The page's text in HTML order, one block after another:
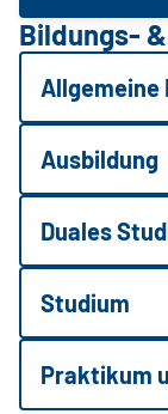
Bildungs-
Allgemeine
Ausbildung
Duales
Studium
Praktikum